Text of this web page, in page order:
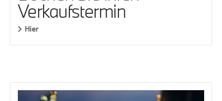
Verkaufstermin
Hier